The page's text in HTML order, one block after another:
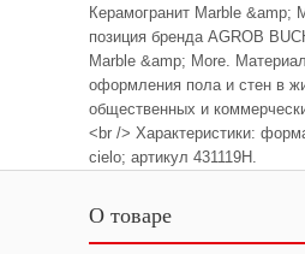
Керамогранит Marble &amp;
позиция бренда AGROB
Marble &amp; More.
оформления пола и стен в
общественных и
<br /> Характеристики:
cielo; артикул 431119H.
О товаре